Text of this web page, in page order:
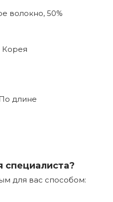
волокно, 50%
Корея
длине
специалиста?
для вас способом: